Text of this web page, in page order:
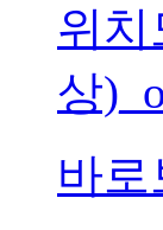
위
상
바로